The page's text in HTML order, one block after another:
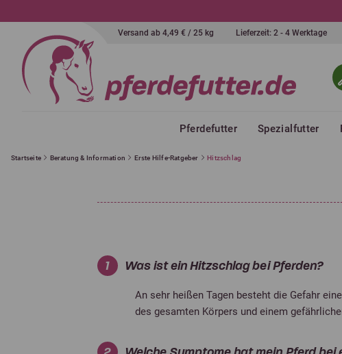
Versand ab 4,49 € / 25 kg Lieferzeit: 2 - 4 Werktage
Pferdefutter Spezialfutter
Startseite Beratung & Information Erste Hilfe-Ratgeber Hitzschlag
1 Was ist ein Hitzschlag bei Pferden?
An sehr heißen Tagen besteht die Gefahr
des gesamten Körpers und einem